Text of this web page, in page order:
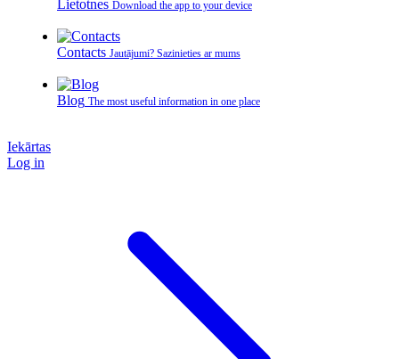
Lietotnes Download the app to your device
Contacts Jautājumi? Sazinieties ar mums
Blog The most useful information in one place
Iekārtas
Log in